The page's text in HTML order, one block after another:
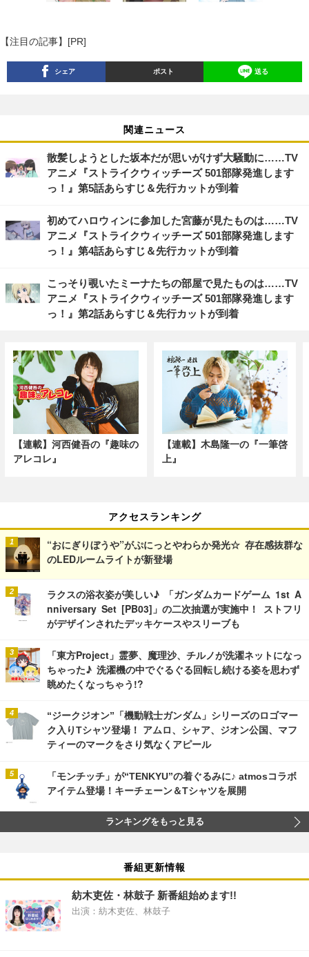
【注目の記事】[PR]
シェア ポスト 送る
関連ニュース
散髪しようとした坂本だが思いがけず大騒動に……TV
アニメ『ストライクウィッチーズ 501部隊発進します
っ！』第5話あらすじ＆先行カットが到着
初めてハロウィンに参加した宮藤が見たものは……TV
アニメ『ストライクウィッチーズ 501部隊発進します
っ！』第4話あらすじ＆先行カットが到着
こっそり覗いたミーナたちの部屋で見たものは……TV
アニメ『ストライクウィッチーズ 501部隊発進します
っ！』第2話あらすじ＆先行カットが到着
【連載】河西健吾の『趣味の
アレコレ』
【連載】木島隆一の『一筆啓
上』
アクセスランキング
“おにぎりぼうや”がぷにっとやわらか発光☆ 存在感抜群な
のLEDルームライトが新登場
ラクスの浴衣姿が美しい♪ 「ガンダムカードゲーム 1st A
nniversary Set [PB03]」の二次抽選が実施中！ ストフリ
がデザインされたデッキケースやスリーブも
「東方Project」霊夢、魔理沙、チルノが洗濯ネットになっ
ちゃった♪ 洗濯機の中でぐるぐる回転し続ける姿を思わず
眺めたくなっちゃう!?
“ジークジオン”「機動戦士ガンダム」シリーズのロゴマー
ク入りTシャツ登場！ アムロ、シャア、ジオン公国、マフ
ティーのマークをさり気なくアピール
「モンチッチ」が“TENKYU”の着ぐるみに♪ atmosコラボ
アイテム登場！キーチェーン＆Tシャツを展開
ランキングをもっと見る
番組更新情報
紡木吏佐・林鼓子 新番組始めます!!
出演：紡木吏佐、林鼓子